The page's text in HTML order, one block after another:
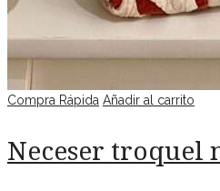
Compra Rápida Añadir al carrito
Neceser troquel